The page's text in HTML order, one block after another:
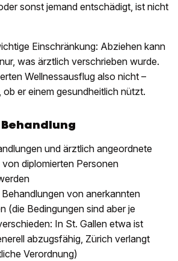
sonst jemand entschädigt, ist nicht
Einschränkung: Abziehen kann
was ärztlich verschrieben wurde.
Wellnessausflug also nicht –
er einem gesundheitlich nützt.
und ärztlich angeordnete
von diplomierten Personen
von anerkannten
(die Bedingungen sind aber je
In St. Gallen etwa ist
abzugsfähig, Zürich verlangt
Verordnung)